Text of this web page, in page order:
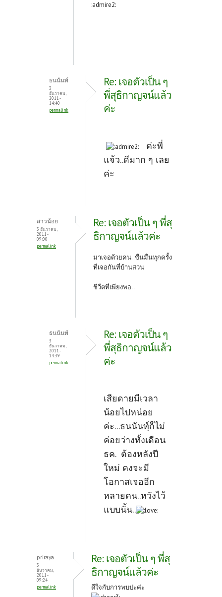
:admire2:
ธนนันท์
3
ธันวาคม,
2011 -
14:40
permalink
Re: เจอตัวเป็น ๆ
พี่สุธิกาญจน์แล้ว
ค่ะ
ค่ะพี่
แจ้ว..ดีมาก ๆ เลย
ค่ะ
สาวน้อย
3 ธันวาคม,
2011 -
09:00
permalink
Re: เจอตัวเป็น ๆ พี่สุ
ธิกาญจน์แล้วค่ะ
มาเจอด้วยคน..ชื่นมื่นทุกครั้ง
ที่เจอกันที่บ้านสวน
ชีวืตที่เพียงพอ..
ธนนันท์
3
ธันวาคม,
2011 -
14:39
permalink
Re: เจอตัวเป็น ๆ
พี่สุธิกาญจน์แล้ว
ค่ะ
เสียดายมีเวลา
น้อยไปหน่อย
ค่ะ...ธนนันท์ฺก็ไม่
ค่อยว่างทั้งเดือน
ธค. ต้องหลังปี
ใหม่ คงจะมี
โอกาสเจออีก
หลายคน..หวังไว้
แบบนั้น..
priraya
3
ธันวาคม,
2011 -
09:24
permalink
Re: เจอตัวเป็น ๆ พี่สุ
ธิกาญจน์แล้วค่ะ
ดีใจกับการพบปะค่ะ